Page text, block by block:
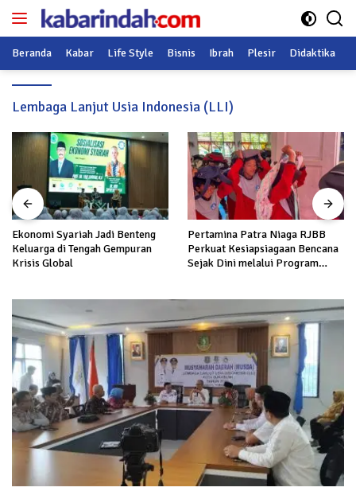
Langsung
Beranda Kabar Life Style Bisnis Ibrah Plesir Didaktika
Lembaga Lanjut Usia Indonesia (LLI)
Ekonomi Syariah Jadi Benteng
Keluarga di Tengah Gempuran
Krisis Global
Pertamina Patra Niaga RJBB
Perkuat Kesiapsiagaan Bencana
Sejak Dini melalui Program